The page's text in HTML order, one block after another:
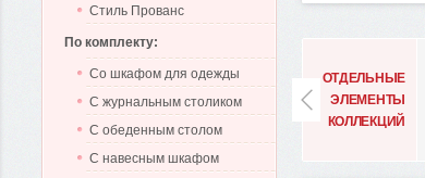
ОТДЕЛЬНЫЕ
ЭЛЕМЕНТЫ
КОЛЛЕКЦИЙ
Стиль Прованс
По комплекту:
Со шкафом для одежды
С журнальным столиком
С обеденным столом
С навесным шкафом